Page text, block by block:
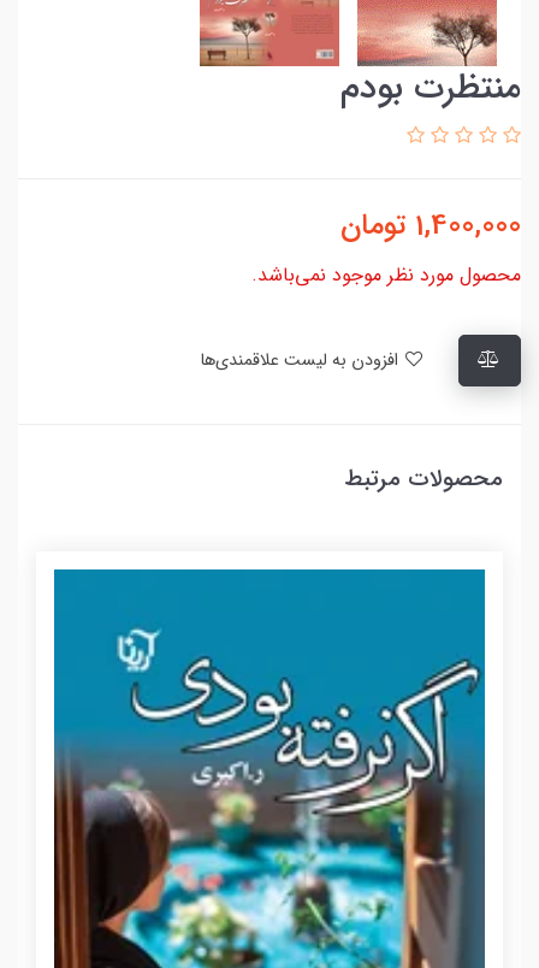
منتظرت بودم
1,400,000 تومان
محصول مورد نظر موجود نمی‌باشد.
محصولات مرتبط